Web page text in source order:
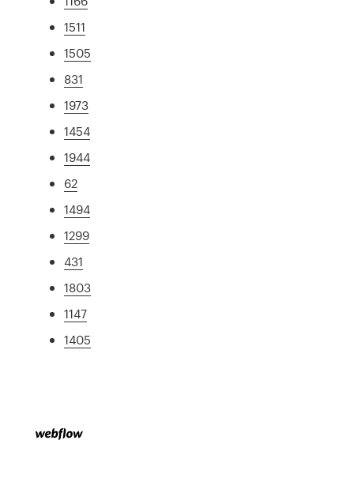
1511
1505
831
1973
1454
1944
62
1494
1299
431
1803
1147
1405